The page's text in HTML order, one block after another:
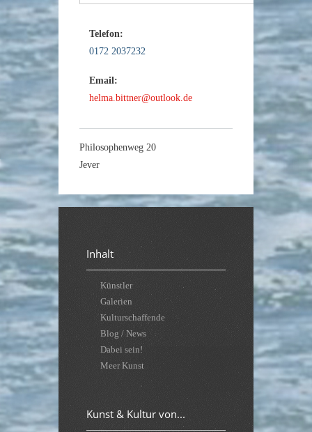
Telefon:
0172 2037232
Email:
helma.bittner@outlook.de
Philosophenweg 20
Jever
Inhalt
Künstler
Galerien
Kulturschaffende
Blog / News
Dabei sein!
Meer Kunst
Kunst & Kultur von...